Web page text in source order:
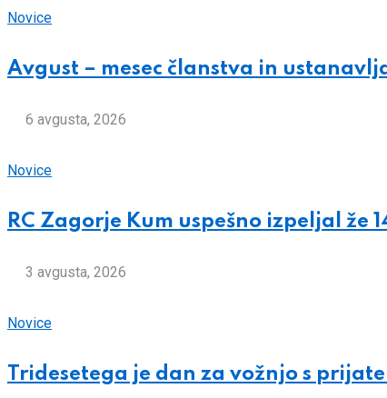
Novice
Avgust – mesec članstva in
6 avgusta, 2026
Novice
RC Zagorje Kum uspešno izpeljal že
3 avgusta, 2026
Novice
Tridesetega je dan za vožnjo s